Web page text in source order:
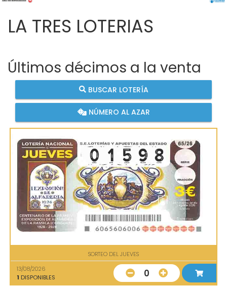
LA TRES LOTERIAS
Últimos décimos a la venta
BUSCAR LOTERÍA
NÚMERO AL AZAR
SORTEO DEL JUEVES
13/08/2026
1 DISPONIBLES 0